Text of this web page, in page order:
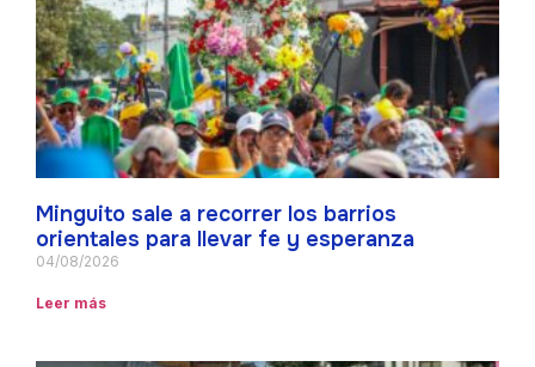
Minguito sale a recorrer los barrios
orientales para llevar fe y esperanza
04/08/2026
Leer más